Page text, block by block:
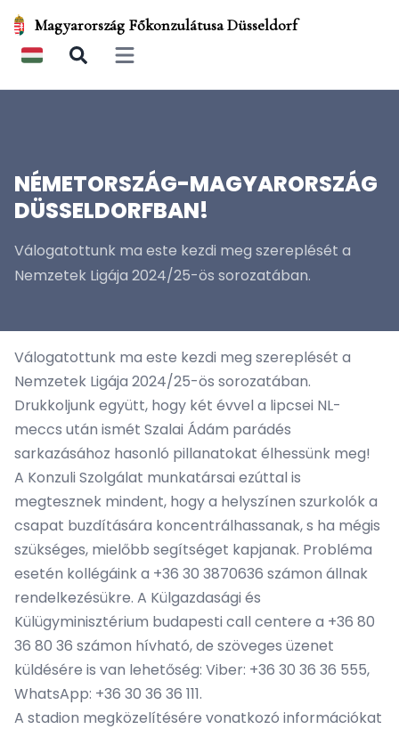
Magyarország Főkonzulátusa Düsseldorf
Open main menu
NÉMETORSZÁG-MAGYARORSZÁG
DÜSSELDORFBAN!
Válogatottunk ma este kezdi meg szereplését a
Nemzetek Ligája 2024/25-ös sorozatában.
Válogatottunk ma este kezdi meg szereplését a
Nemzetek Ligája 2024/25-ös sorozatában.
Drukkoljunk együtt, hogy két évvel a lipcsei NL-
meccs után ismét Szalai Ádám parádés
sarkazásához hasonló pillanatokat élhessünk meg!
A Konzuli Szolgálat munkatársai ezúttal is
megtesznek mindent, hogy a helyszínen szurkolók a
csapat buzdítására koncentrálhassanak, s ha mégis
szükséges, mielőbb segítséget kapjanak. Probléma
esetén kollégáink a +36 30 3870636 számon állnak
rendelkezésükre. A Külgazdasági és
Külügyminisztérium budapesti call centere a +36 80
36 80 36 számon hívható, de szöveges üzenet
küldésére is van lehetőség: Viber: +36 30 36 36 555,
WhatsApp: +36 30 36 36 111.
A stadion megközelítésére vonatkozó információkat